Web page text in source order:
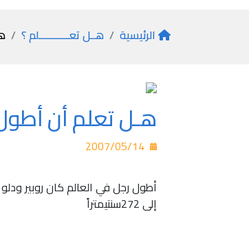
الرئيسية هــل تعـــــــــــلم ؟
هـل تعلم أن
إلى 272سنتيمتراً